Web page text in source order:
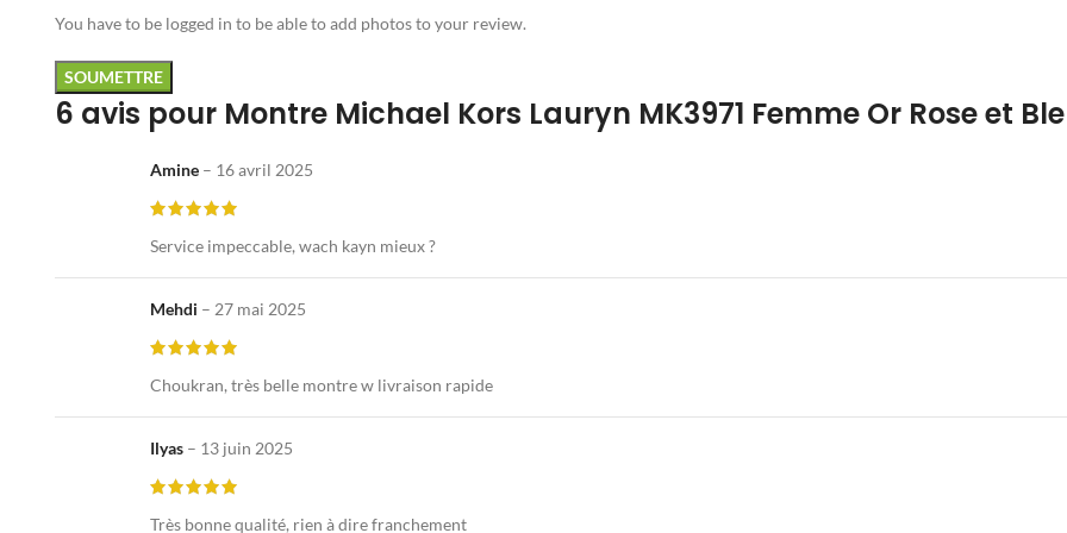
6 avis pour Montre Michael Kors Lauryn MK3971 Femme Or Rose et
Amine – 16 avril 2025
Service impeccable, wach kayn mieux ?
Mehdi – 27 mai 2025
Choukran, très belle montre w livraison rapide
Ilyas – 13 juin 2025
Très bonne qualité, rien à dire franchement
You have to be logged in to be able to add photos to your review.